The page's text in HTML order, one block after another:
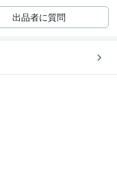
出品者に質問